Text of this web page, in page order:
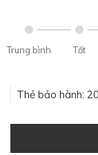
Trung bình Tốt
Thẻ bảo hành: